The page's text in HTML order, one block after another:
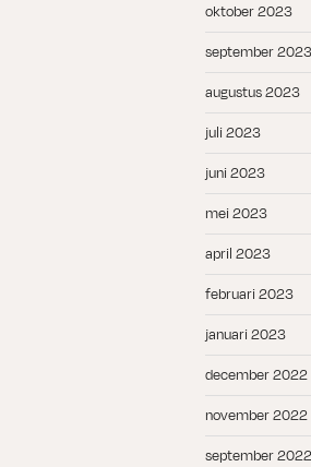
oktober 2023
september 2023
augustus 2023
juli 2023
juni 2023
mei 2023
april 2023
februari 2023
januari 2023
december 2022
november 2022
september 2022